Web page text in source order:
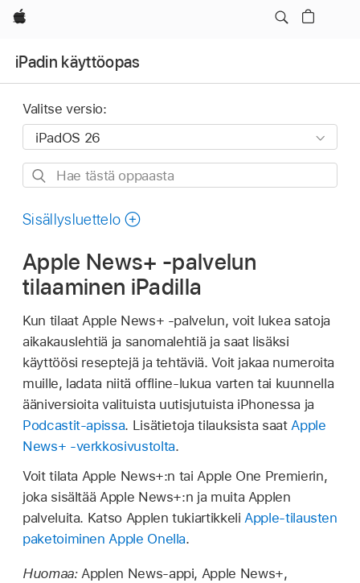
Apple
iPadin käyttöopas
Valitse versio:
Hae
oppaasta
Sisällysluettelo
Apple News+ -palvelun
tilaaminen iPadilla
Kun tilaat Apple News+ ‑palvelun, voit lukea satoja
aikakauslehtiä ja sanomalehtiä ja saat lisäksi
käyttöösi reseptejä ja tehtäviä. Voit jakaa numeroita
muille, ladata niitä offline-lukua varten tai kuunnella
ääniversioita valituista uutisjutuista iPhonessa ja
Podcastit-apissa. Lisätietoja tilauksista saat Apple
News+ -verkkosivustolta.
Voit tilata Apple News+:n tai Apple One Premierin,
joka sisältää Apple News+:n ja muita Applen
palveluita. Katso Applen tukiartikkeliApple-tilausten
paketoiminen Apple Onella.
Huomaa:Applen News-appi, Apple News+,